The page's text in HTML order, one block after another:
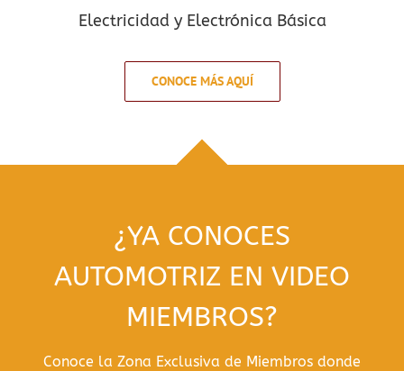
Electricidad y Electrónica Básica
CONOCE MÁS AQUÍ
¿YA CONOCES
AUTOMOTRIZ EN VIDEO
MIEMBROS?
Conoce la Zona Exclusiva de Miembros donde